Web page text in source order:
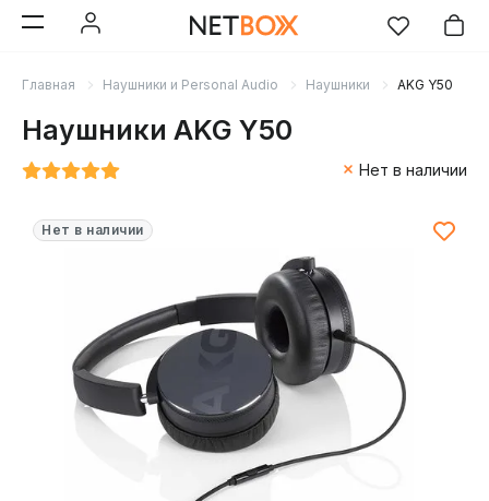
Главная Наушники и Personal Audio Наушники AKG Y50
Наушники AKG Y50
Нет в наличии
Нет в наличии